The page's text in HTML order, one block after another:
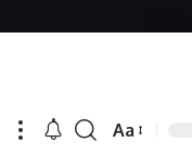
Font
Aa